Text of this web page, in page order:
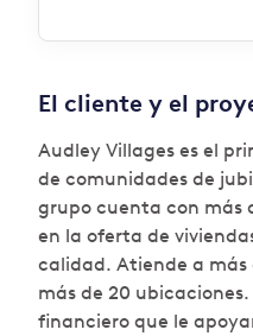
El cliente y el
Audley Villages es el
de comunidades de
grupo cuenta con más
en la oferta de
calidad. Atiende a más
más de 20
financiero que le